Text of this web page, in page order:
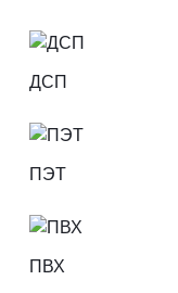
ДСП
ПЭТ
ПВХ